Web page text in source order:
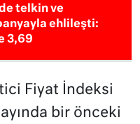
telkin ve
ehlileşti:
3,69
Fiyat İndeksi
bir önceki